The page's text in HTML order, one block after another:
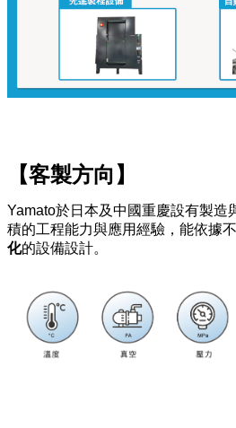
【客製方向】
Yamato於日本及中國重慶設有製造
積的工程能力與應用經驗，能依據
化的設備設計。